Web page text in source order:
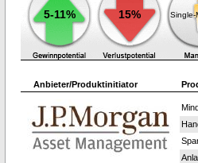
5-11% 15% Single-
Anbieter/Produktinitiator